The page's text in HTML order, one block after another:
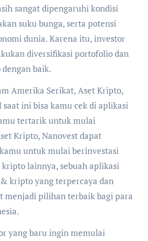
sangat dipengaruhi kondisi
suku bunga, serta potensi
dunia. Karena itu, investor
diversifikasi portofolio dan
baik.
Amerika Serikat, Aset Kripto,
saat ini bisa kamu cek di aplikasi
tertarik untuk mulai
Kripto, Nanovest dapat
untuk mulai berinvestasi
lainnya, sebuah aplikasi
kripto yang terpercaya dan
menjadi pilihan terbaik bagi para
yang baru ingin memulai